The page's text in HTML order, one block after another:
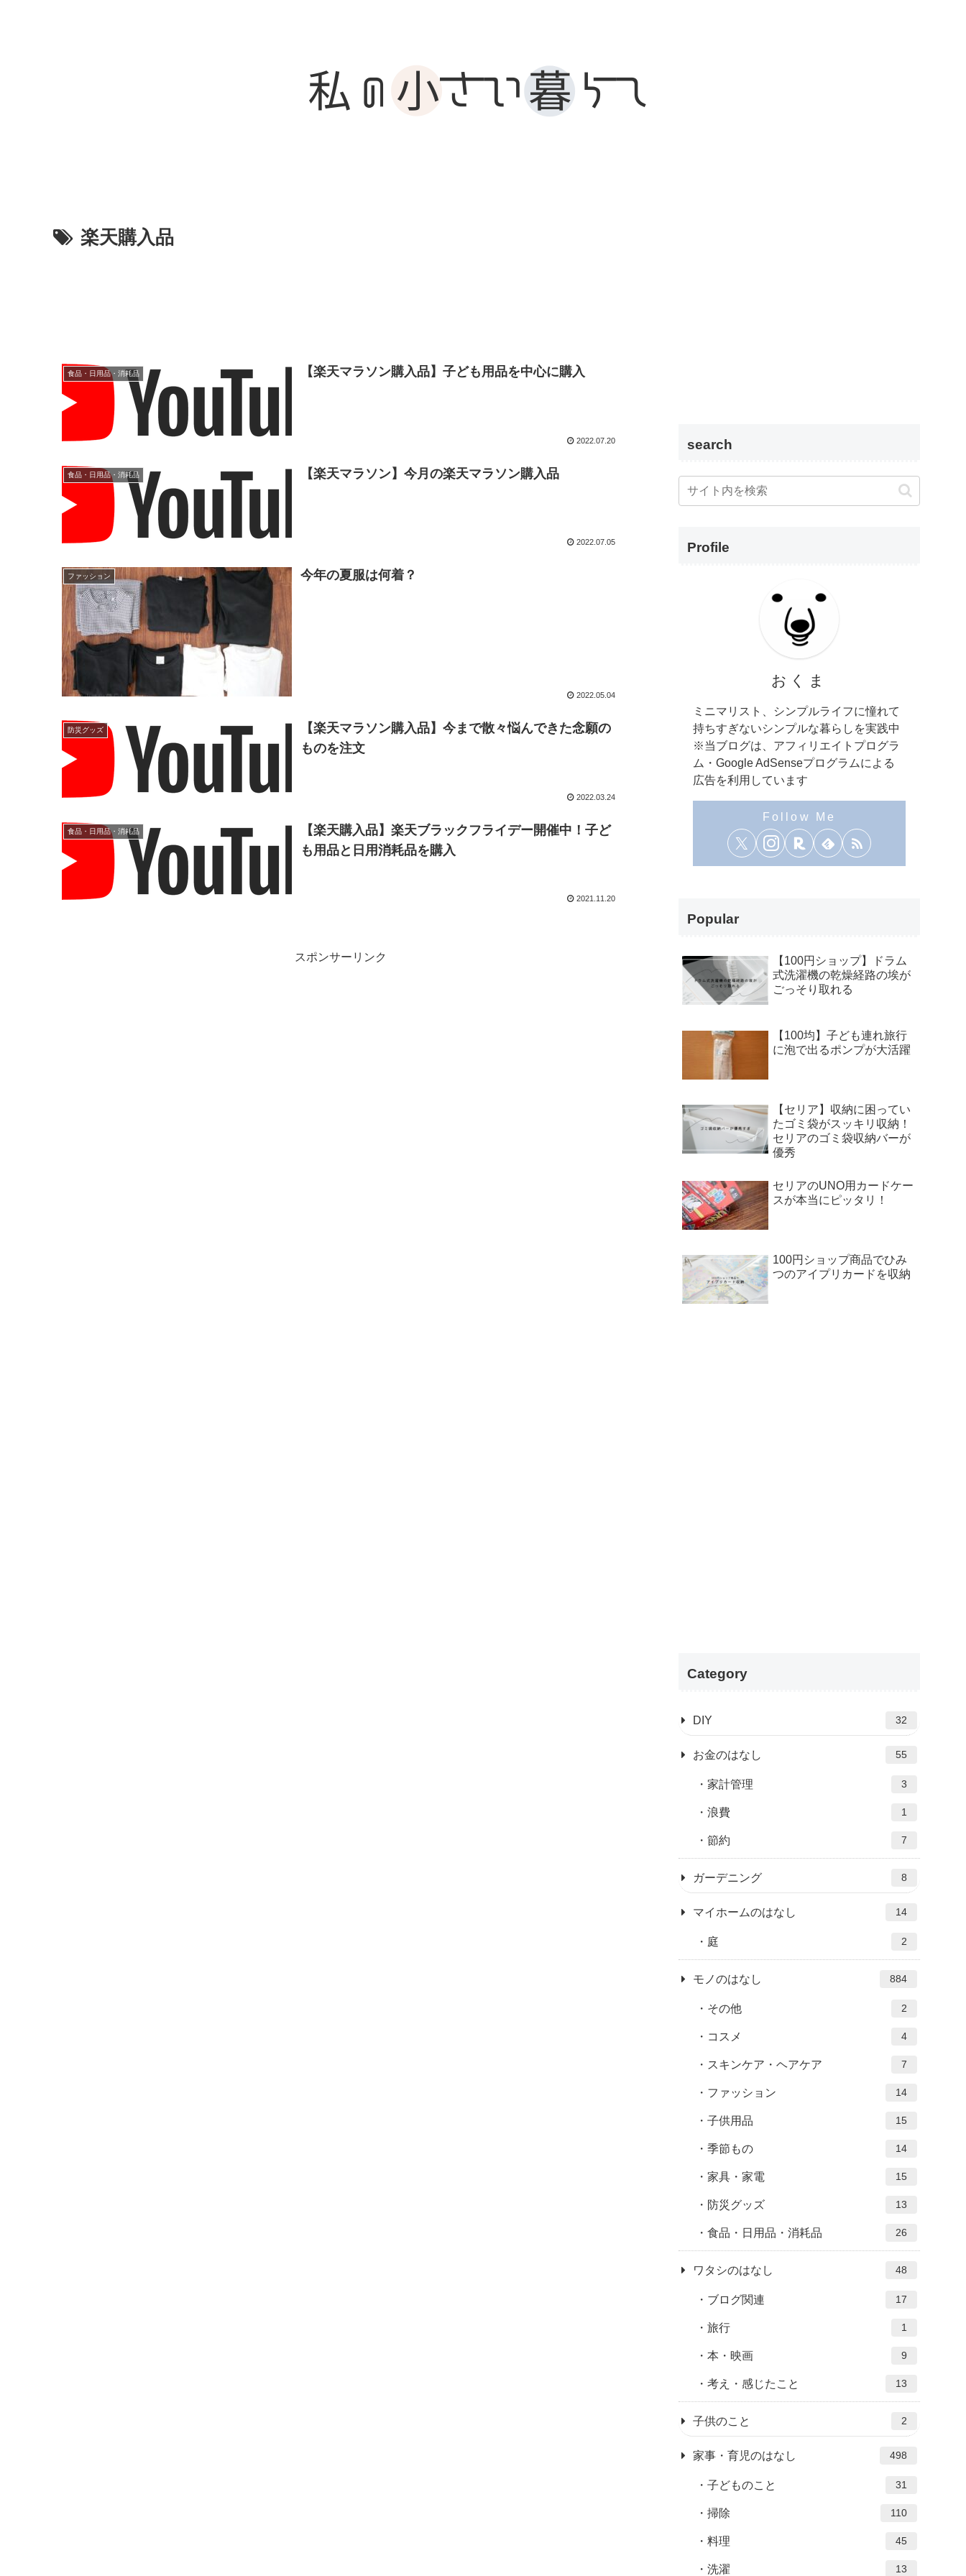
楽天購入品
食品・日用品・消耗品 【楽天マラソン購入品】子ども用品を中心に購入
2022.07.20
食品・日用品・消耗品 【楽天マラソン】今月の楽天マラソン購入品
2022.07.05
ファッション 今年の夏服は何着？
2022.05.04
防災グッズ
【楽天マラソン購入品】今まで散々悩んできた念願の
ものを注文
2022.03.24
食品・日用品・消耗品
【楽天購入品】楽天ブラックフライデー開催中！子ど
も用品と日用消耗品を購入
2021.11.20
スポンサーリンク
search
Profile
おくま
ミニマリスト、シンプルライフに憧れて
持ちすぎないシンプルな暮らしを実践中
※当ブログは、アフィリエイトプログラ
ム・Google AdSenseプログラムによる
広告を利用しています
Popular
【100円ショップ】ドラム
式洗濯機の乾燥経路の埃が
ごっそり取れる
【100均】子ども連れ旅行
に泡で出るポンプが大活躍
【セリア】収納に困ってい
たゴミ袋がスッキリ収納！
セリアのゴミ袋収納バーが
優秀
セリアのUNO用カードケー
スが本当にピッタリ！
100円ショップ商品でひみ
つのアイプリカードを収納
Category
DIY 32
お金のはなし 55
家計管理 3
浪費 1
節約 7
ガーデニング 8
マイホームのはなし 14
庭 2
モノのはなし 884
その他 2
コスメ 4
スキンケア・ヘアケア 7
ファッション 14
子供用品 15
季節もの 14
家具・家電 15
防災グッズ 13
食品・日用品・消耗品 26
ワタシのはなし 48
ブログ関連 17
旅行 1
本・映画 9
考え・感じたこと 13
子供のこと 2
家事・育児のはなし 498
子どものこと 31
掃除 110
料理 45
洗濯 13